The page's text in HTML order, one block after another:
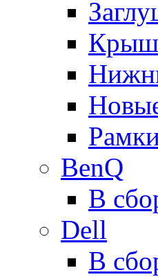
BenQ
В
Dell
В